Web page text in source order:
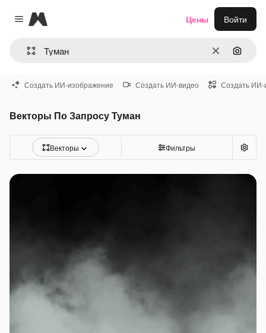
Close menu
Magnific
ОчиститьПоиск
Цены Войти
Создать ИИ-изображение Создать ИИ-видео Создать ИИ-
Векторы По Запросу Туман
Векторы Фильтры